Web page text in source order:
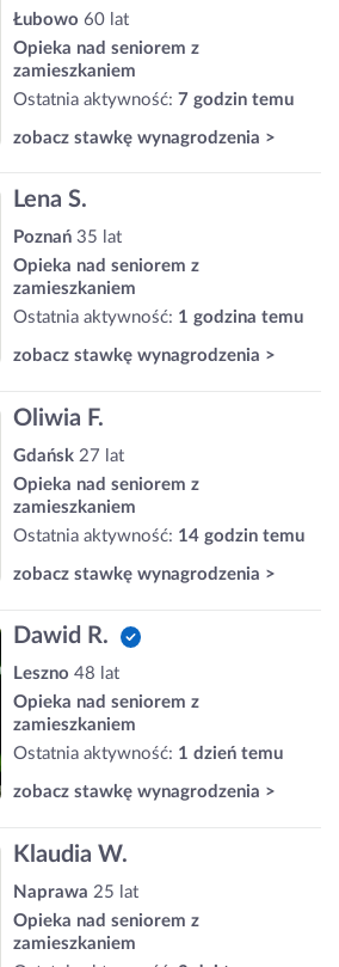
Łubowo 60 lat
Opieka nad seniorem z
zamieszkaniem
Ostatnia aktywność: 7 godzin temu
zobacz stawkę wynagrodzenia >
Lena S.
Poznań 35 lat
Opieka nad seniorem z
zamieszkaniem
Ostatnia aktywność: 1 godzina temu
zobacz stawkę wynagrodzenia >
Oliwia F.
Gdańsk 27 lat
Opieka nad seniorem z
zamieszkaniem
Ostatnia aktywność: 14 godzin temu
zobacz stawkę wynagrodzenia >
Dawid R.
Leszno 48 lat
Opieka nad seniorem z
zamieszkaniem
Ostatnia aktywność: 1 dzień temu
zobacz stawkę wynagrodzenia >
Klaudia W.
Naprawa 25 lat
Opieka nad seniorem z
zamieszkaniem